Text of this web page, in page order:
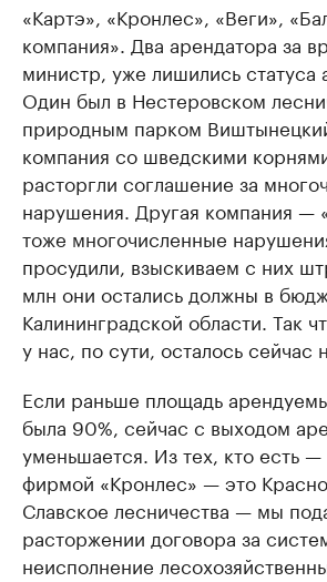
«Картэ», «Кронлес», «Веги»,
компания». Два арендатора за
министр, уже лишились статуса
Один был в Нестеровском
природным парком
компания со шведскими
расторгли соглашение за
нарушения. Другая компания —
тоже многочисленные
просудили, взыскиваем с них
млн они остались должны в
Калининградской области. Так
у нас, по сути, осталось сейчас
Если раньше площадь
была 90%, сейчас с выходом
уменьшается. Из тех, кто есть
фирмой «Кронлес» — это
Славское лесничества — мы
расторжении договора за
неисполнение